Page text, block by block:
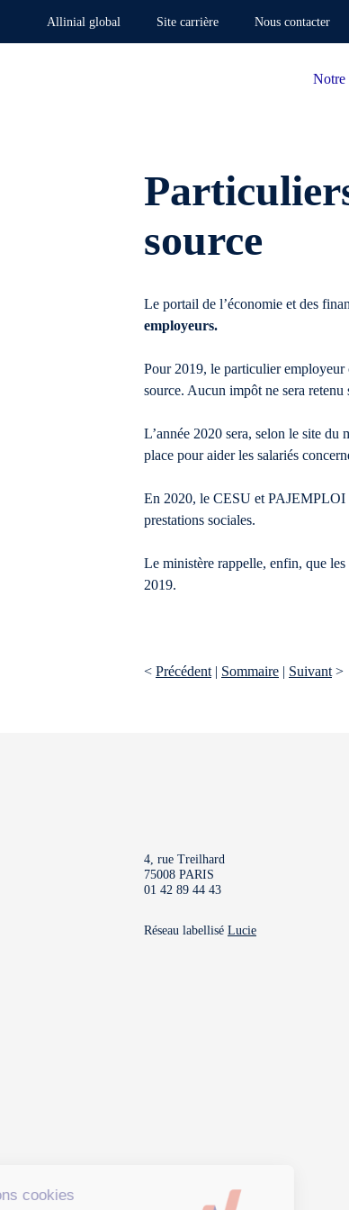
Allinial global Site carrière Nous contacter
Notre
source
Le portail de l’économie et des
employeurs.
Pour 2019, le particulier employeur
source. Aucun impôt ne sera retenu
L’année 2020 sera, selon le site du
place pour aider les salariés
En 2020, le CESU et PAJEMPLOI
prestations sociales.
Le ministère rappelle, enfin, que
2019.
< Précédent | Sommaire | Suivant >
4, rue Treilhard
75008 PARIS
01 42 89 44 43
Réseau labellisé Lucie